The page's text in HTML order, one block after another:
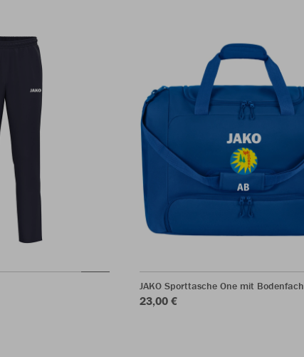
JAKO Sporttasche One mit Bodenfach
23,00 €